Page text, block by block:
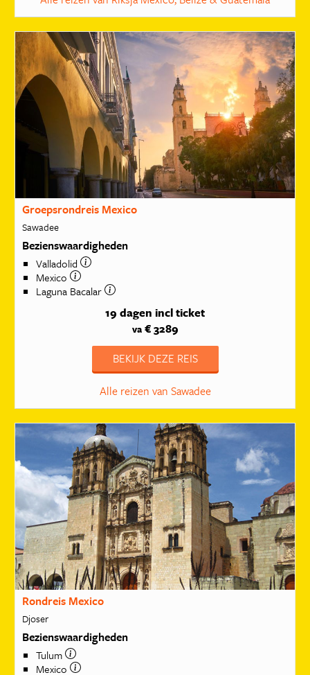
Groepsrondreis Mexico
Sawadee
Bezienswaardigheden
Valladolid
Mexico
Laguna Bacalar
19 dagen incl ticket
va€ 3289
BEKIJK DEZE REIS
Alle reizen van Sawadee
Rondreis Mexico
Djoser
Bezienswaardigheden
Tulum
Mexico